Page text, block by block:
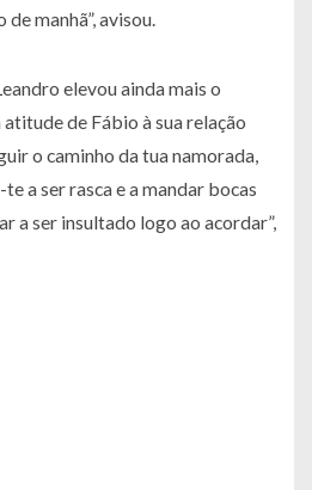
manhã”, avisou.
elevou ainda mais o
de Fábio à sua relação
o caminho da tua namorada,
a ser rasca e a mandar bocas
a ser insultado logo ao acordar”,